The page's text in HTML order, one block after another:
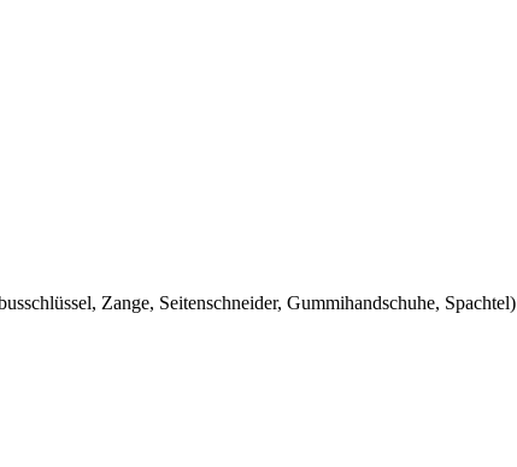
Zange, Seitenschneider, Gummihandschuhe, Spachtel)